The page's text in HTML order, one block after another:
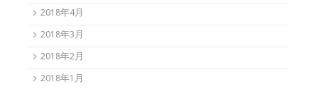
2018年4月
2018年3月
2018年2月
2018年1月